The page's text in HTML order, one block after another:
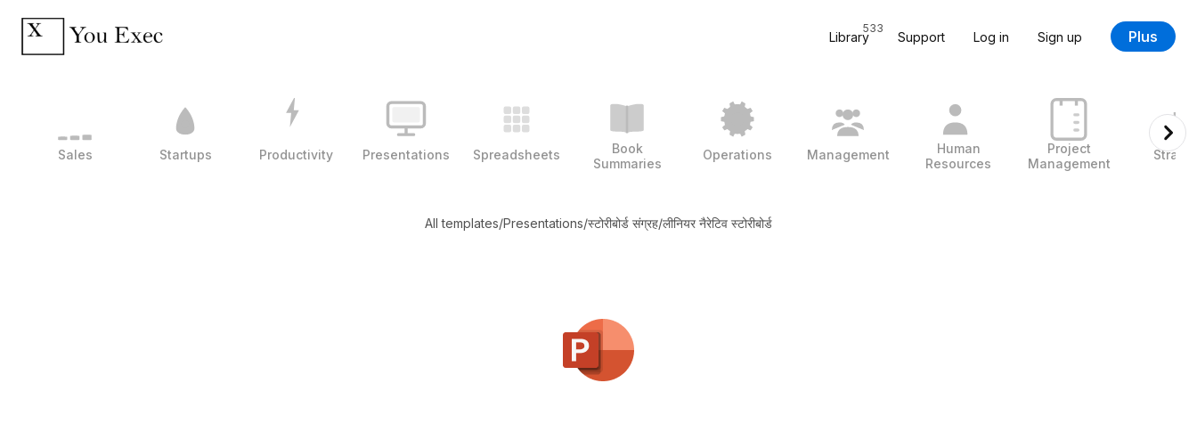
Library
533
Support Log in Sign up Plus
Sales Startups Productivity Presentations Spreadsheets
Book
Summaries
Operations Management
Human
Resources
Project
Management
All templates/Presentations/स्टोरीबोर्ड संग्रह/लीनियर नैरेटिव स्टोरीबोर्ड